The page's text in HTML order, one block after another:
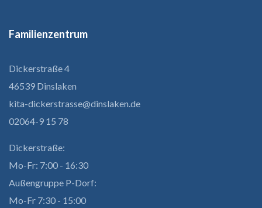
Familienzentrum
Dickerstraße 4
46539 Dinslaken
kita-dickerstrasse@dinslaken.de
02064-9 15 78
Dickerstraße:
Mo-Fr: 7:00 - 16:30
Außengruppe P-Dorf:
Mo-Fr 7:30 - 15:00